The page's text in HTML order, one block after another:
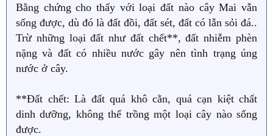
Bằng chứng cho thấy với loại đất nào cây Mai vẫn
sống được, dù đó là đất đồi, đất sét, đất có lẫn sỏi đá..
Trừ những loại đất như đất chết**, đất nhiễm phèn
nặng và đất có nhiều nước gây nên tình trạng úng
nước ở cây.
**Đất chết: Là đất quá khô cằn, quá cạn kiệt chất
dinh dưỡng, không thể trồng một loại cây nào sống
được.